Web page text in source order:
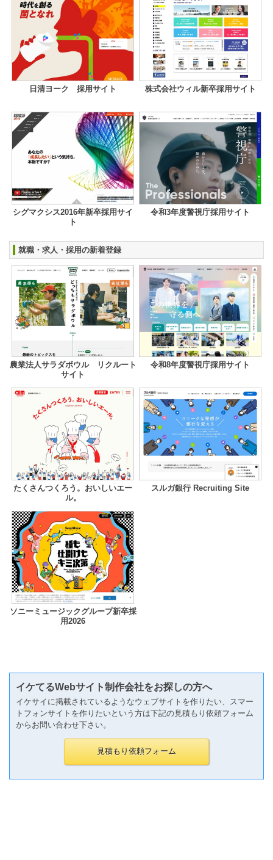
日清ヨーク 採用サイト 株式会社ウィル新卒採用サイト
シグマクシス2016年新卒採用サイ
ト
令和3年度警視庁採用サイト
就職・求人・採用の新着登録
農業法人サラダボウル リクルート
サイト
令和8年度警視庁採用サイト
たくさんつくろう。おいしいエー
ル。
スルガ銀行 Recruiting Site
ソニーミュージックグループ新卒採
用2026
イケてるWebサイト制作会社をお探しの方へ
イケサイに掲載されているようなウェブサイトを作りたい、スマー
トフォンサイトを作りたいという方は下記の見積もり依頼フォーム
からお問い合わせ下さい。